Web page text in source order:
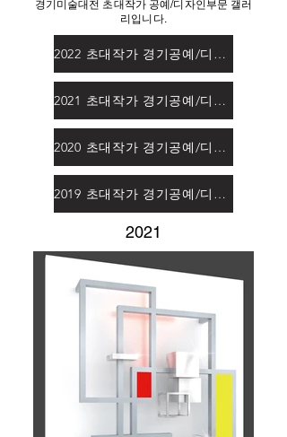
경기미술대전 초대작가 공예/디자인부문 갤러
리입니다.
2022 초대작가 경기공예/디자인대전
2021 초대작가 경기공예/디자인대전
2020 초대작가 경기공예/디자인대전
2019 초대작가 경기공예/디자인대전
2021